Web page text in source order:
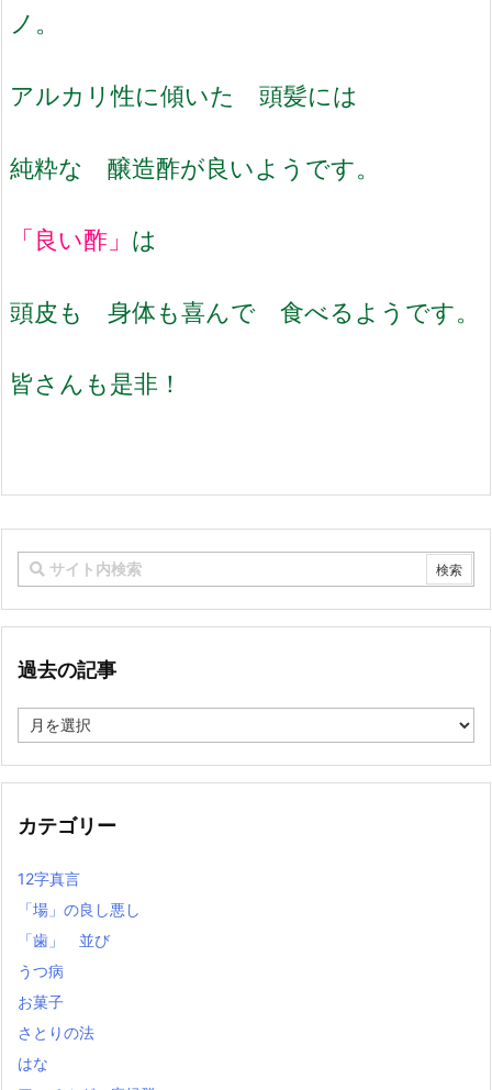
ノ。
アルカリ性に傾いた 頭髪には
純粋な 醸造酢が良いようです。
「良い酢」 は
頭皮も 身体も喜んで 食べるようです。
皆さんも是非！
過去の記事
去
記
カテゴリー
12字真言
「場」の良し悪し
「歯」 並び
うつ病
お菓子
さとりの法
はな